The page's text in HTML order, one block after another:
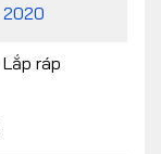
2020
Lắp ráp